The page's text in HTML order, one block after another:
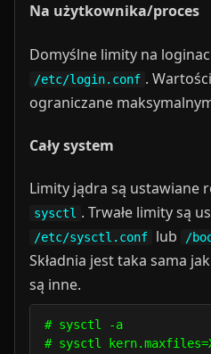
Na użytkownika/proces
Domyślne limity na
/etc/login.conf .
ograniczane
Cały system
Limity jądra są ustawiane
sysctl . Trwałe limity są
/etc/sysctl.conf lub /
Składnia jest taka sama
są inne.
#
# sysctl